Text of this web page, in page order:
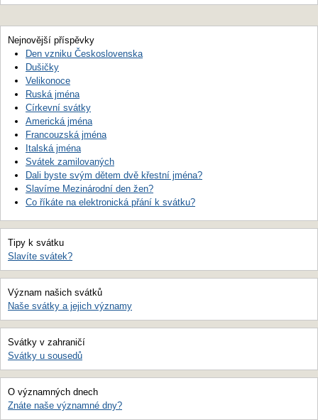
Nejnovější příspěvky
Den vzniku Československa
Dušičky
Velikonoce
Ruská jména
Církevní svátky
Americká jména
Francouzská jména
Italská jména
Svátek zamilovaných
Dali byste svým dětem dvě křestní jména?
Slavíme Mezinárodní den žen?
Co říkáte na elektronická přání k svátku?
Tipy k svátku
Slavíte svátek?
Význam našich svátků
Naše svátky a jejich významy
Svátky v zahraničí
Svátky u sousedů
O významných dnech
Znáte naše významné dny?